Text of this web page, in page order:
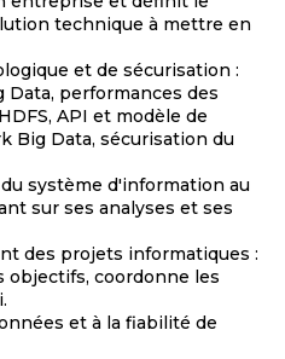
technique à mettre en
et de sécurisation :
performances des
API et modèle de
Big Data, sécurisation du
système d'information au
sur ses analyses et ses
des projets informatiques :
objectifs, coordonne les
et à la fiabilité de